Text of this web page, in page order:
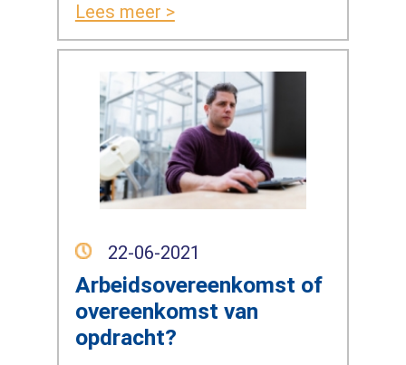
Lees meer >
22-06-2021
Arbeidsovereenkomst of
overeenkomst van
opdracht?